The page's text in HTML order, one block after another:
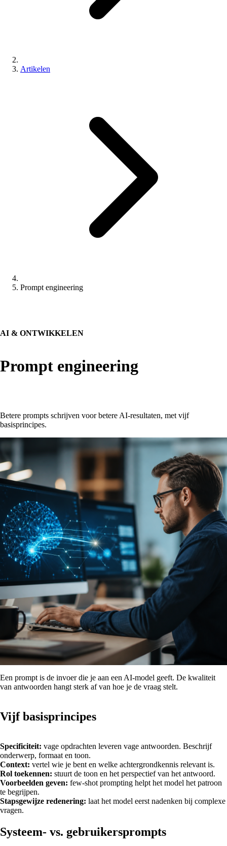
Artikelen
Prompt engineering
AI & ONTWIKKELEN
Prompt engineering
Betere prompts schrijven voor betere AI-resultaten, met vijf
basisprincipes.
Een prompt is de invoer die je aan een AI-model geeft. De kwaliteit
van antwoorden hangt sterk af van hoe je de vraag stelt.
Vijf basisprincipes
Specificiteit: vage opdrachten leveren vage antwoorden. Beschrijf
onderwerp, formaat en toon.
Context: vertel wie je bent en welke achtergrondkennis relevant is.
Rol toekennen: stuurt de toon en het perspectief van het antwoord.
Voorbeelden geven: few-shot prompting helpt het model het patroon
te begrijpen.
Stapsgewijze redenering: laat het model eerst nadenken bij complexe
vragen.
Systeem- vs. gebruikersprompts